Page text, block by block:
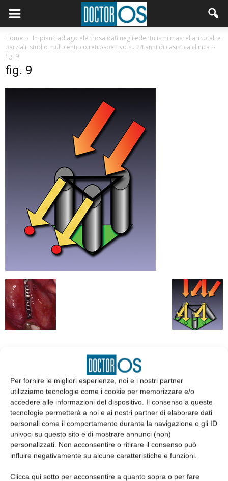
Per fornire le migliori esperienze, noi e i nostri partner
utilizziamo tecnologie come i cookie per memorizzare e/o
accedere alle informazioni del dispositivo. Il consenso a queste
tecnologie permetterà a noi e ai nostri partner di elaborare dati
personali come il comportamento durante la navigazione o gli ID
univoci su questo sito e di mostrare annunci (non)
personalizzati. Non acconsentire o ritirare il consenso può
influire negativamente su alcune caratteristiche e funzioni.
Clicca qui sotto per acconsentire a quanto sopra o per fare
Home
Impianti ad ago elettrosaldati negli edentulismi mascellari totali e
parziali: studio multicentrico retrospettivo su 24 anni di casistica clinica
fig. 9
fig. 9